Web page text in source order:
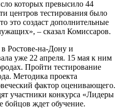
которых превысило 44
центров тестирования было
это создаст дополнительные
– сказал Комиссаров.
Ростове-на-Дону и
уже 22 апреля. 15 мая к ним
Пройти тестирование
Методика проекта
фактор оценивающего.
участники конкурса «Лидеры
бойцов ждет обучение.